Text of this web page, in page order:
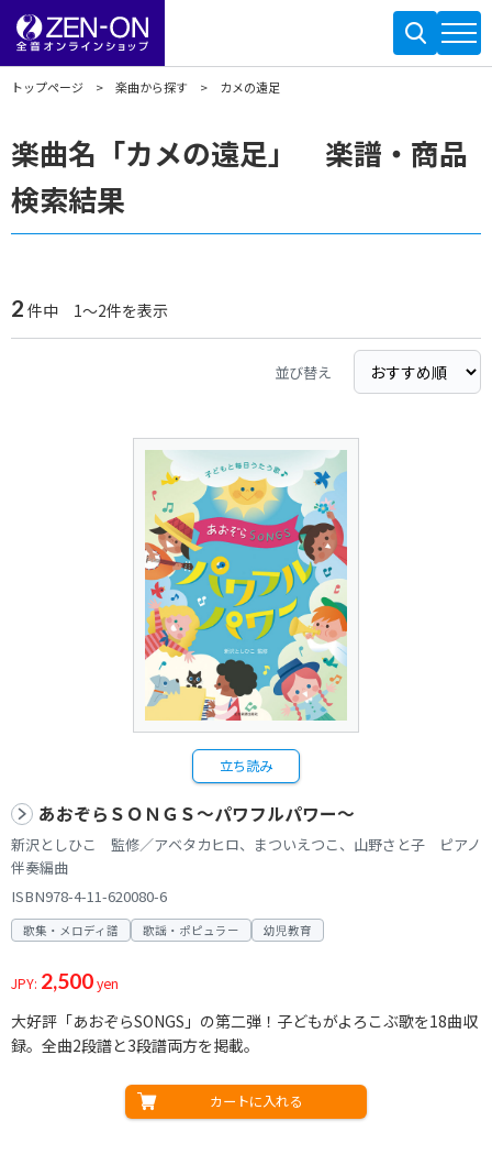
トップページ 楽曲から探す カメの遠足
楽曲名「カメの遠足」 楽譜・商品
検索結果
2 件中 1～2件を表示
並び替え
立ち読み
あおぞらＳＯＮＧＳ～パワフルパワー～
新沢としひこ 監修／アベタカヒロ、まついえつこ、山野さと子 ピアノ
伴奏編曲
ISBN978-4-11-620080-6
歌集・メロディ譜 歌謡・ポピュラー 幼児教育
JPY: 2,500yen
大好評「あおぞらSONGS」の第二弾！子どもがよろこぶ歌を18曲収
録。全曲2段譜と3段譜両方を掲載。
カートに入れる